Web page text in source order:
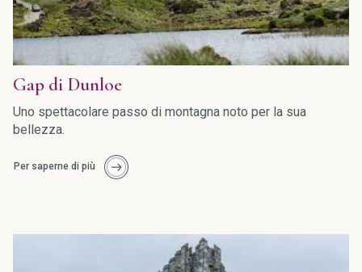
Gap di Dunloe
Uno spettacolare passo di montagna noto per la sua
bellezza.
Per saperne di più